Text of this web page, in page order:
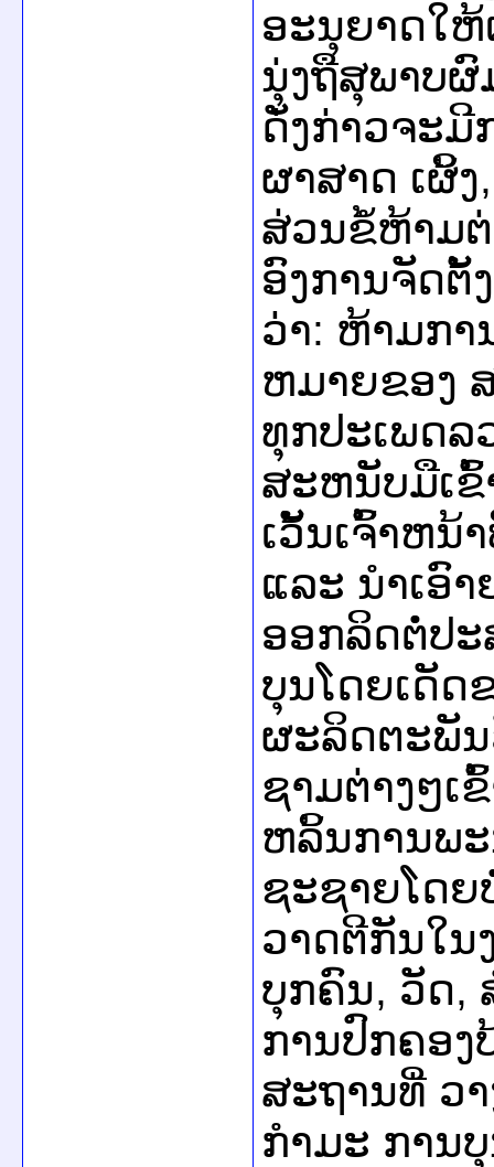
ອະນຸຍາດໃຫ້
ນຸ່ງຖືສຸພາບຜົ
ດັ່ງກ່າວຈະມີ
ຜາສາດ ເຜິ້
ສ່ວນຂໍ້ຫ້າມ
ອົງການຈັດຕັ້
ວ່າ: ຫ້າມກ
ຫມາຍຂອງ
ທຸກປະເພດລ
ສະຫນັບມືເຂົ້
ເວັ້ນເຈົ້າຫນ້
ແລະ ນຳເອົ
ອອກລິດຕໍ່ປະ
ບຸນໂດຍເດັດ
ຜະລິດຕະພັ
ຊາມຕ່າງໆເ
ຫລິ້ນການພ
ຊະຊາຍໂດ
ວາດຕີກັນໃນ
ບຸກຄົນ, ວັດ,
ການປົກຄອງ
ສະຖານທີ່ ວ
ກຳມະ ການ